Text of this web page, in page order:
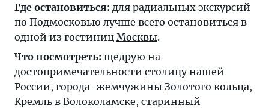
Где остановиться: для радиальных экскурсий
по Подмосковью лучше всего остановиться в
одной из гостиниц Москвы.
Что посмотреть: щедрую на
достопримечательности столицунашей
России, города-жемчужины Золотого кольца,
Кремль в Волоколамске, старинный